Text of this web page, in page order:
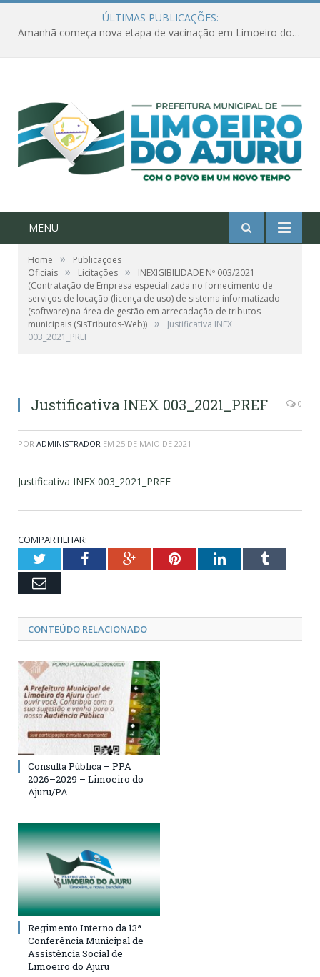
ÚLTIMAS PUBLICAÇÕES:
Amanhã começa nova etapa de vacinação em Limoeiro do Ajuru para idosos com 65 ou mais
MENU
Home »
Publicações
Oficiais » Licitações »
INEXIGIBILIDADE Nº 003/2021
(Contratação de Empresa especializada no fornecimento de
serviços de locação (licença de uso) de sistema informatizado
(software) na área de gestão em arrecadação de tributos
municipais (SisTributos-Web)) »
Justificativa INEX
003_2021_PREF
Justificativa INEX 003_2021_PREF 0
POR ADMINISTRADOR EM 25 DE MAIO DE 2021
Justificativa INEX 003_2021_PREF
COMPARTILHAR:
TwitterFacebookGoogle+PinterestLinkedInTumblr
Email
CONTEÚDO RELACIONADO
Consulta Pública – PPA
2026–2029 – Limoeiro do
Ajuru/PA
Regimento Interno da 13ª
Conferência Municipal de
Assistência Social de
Limoeiro do Ajuru